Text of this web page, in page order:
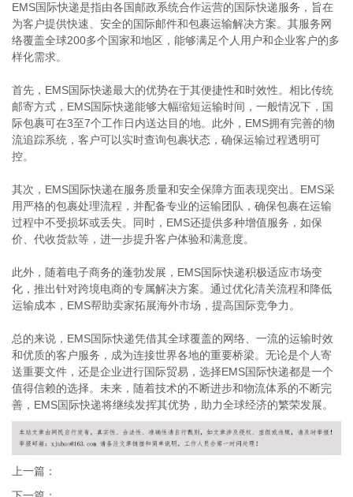
EMS国际快递是指由各国邮政系统合作运营的国际快递服务，旨在
为客户提供快速、安全的国际邮件和包裹运输解决方案。其服务网
络覆盖全球200多个国家和地区，能够满足个人用户和企业客户的多
样化需求。
首先，EMS国际快递最大的优势在于其便捷性和时效性。相比传统
邮寄方式，EMS国际快递能够大幅缩短运输时间，一般情况下，国
际包裹可在3至7个工作日内送达目的地。此外，EMS拥有完善的物
流追踪系统，客户可以实时查询包裹状态，确保运输过程透明可
控。
其次，EMS国际快递在服务质量和安全保障方面表现突出。EMS采
用严格的包裹处理流程，并配备专业的运输团队，确保包裹在运输
过程中不受损坏或丢失。同时，EMS还提供多种增值服务，如保
价、代收货款等，进一步提升客户体验和满意度。
此外，随着电子商务的蓬勃发展，EMS国际快递积极适应市场变
化，推出针对跨境电商的专属解决方案。通过优化清关流程和降低
运输成本，EMS帮助卖家拓展海外市场，提高国际竞争力。
总的来说，EMS国际快递凭借其全球覆盖的网络、一流的运输时效
和优质的客户服务，成为连接世界各地的重要桥梁。无论是个人寄
送重要文件，还是企业进行国际贸易，选择EMS国际快递都是一个
值得信赖的选择。未来，随着技术的不断进步和物流体系的不断完
善，EMS国际快递将继续发挥其优势，助力全球经济的繁荣发展。
上一篇：